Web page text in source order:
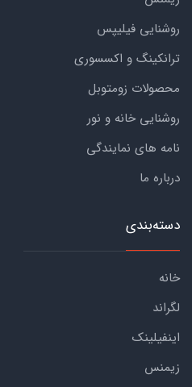
روشنایی فیلیپس
ترانکینگ و اکسسوری
محصولات زومتوبل
روشنایی خانه و نور
نامه های نمایندگی
درباره ما
دسته‌بندی
خانه
لگراند
اینفیلینک
زیمنس